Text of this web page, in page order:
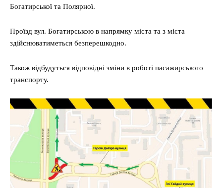
Богатирської та Полярної.
Проїзд вул. Богатирською в напрямку міста та з міста
здійснюватиметься безперешкодно.
Також відбудуться відповідні зміни в роботі пасажирського
транспорту.